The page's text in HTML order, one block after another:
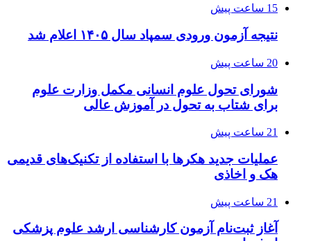
15 ساعت پیش
نتیجه آزمون ورودی سمپاد سال ۱۴۰۵ اعلام شد
20 ساعت پیش
شورای تحول علوم انسانی مکمل وزارت علوم
برای شتاب به تحول در آموزش عالی
21 ساعت پیش
عملیات جدید هکرها با استفاده از تکنیک‌های قدیمی
هک و اخاذی
21 ساعت پیش
آغاز ثبت‌نام‌ آزمون کارشناسی ارشد علوم پزشکی